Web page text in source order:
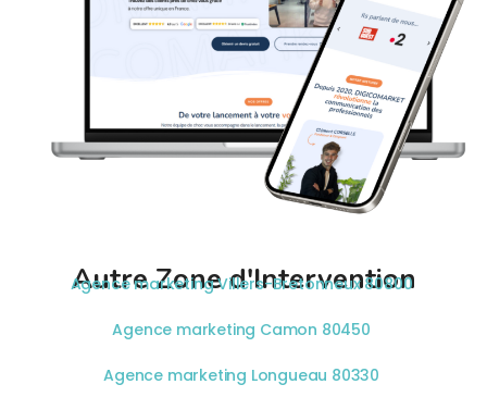
Autre Zone d'Intervention
Agence marketing Villers-Bretonneux 80800
Agence marketing Camon 80450
Agence marketing Longueau 80330